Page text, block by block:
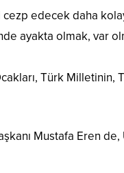
edecek daha
ayakta olmak, var
Türk
Mustafa Eren